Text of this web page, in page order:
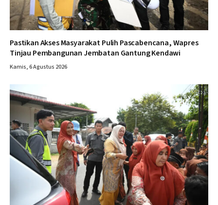
Pastikan Akses Masyarakat Pulih Pascabencana, Wapres
Tinjau Pembangunan Jembatan Gantung Kendawi
Kamis, 6 Agustus 2026